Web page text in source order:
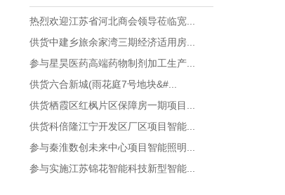
热烈欢迎江苏省河北商会领导莅临宽...
供货中建乡旅余家湾三期经济适用房...
参与星昊医药高端药物制剂加工生产...
供货六合新城(雨花庭7号地块&#...
供货栖霞区红枫片区保障房一期项目...
供货科倍隆江宁开发区厂区项目智能...
参与秦淮数创未来中心项目智能照明...
参与实施江苏锦花智能科技新型智能...